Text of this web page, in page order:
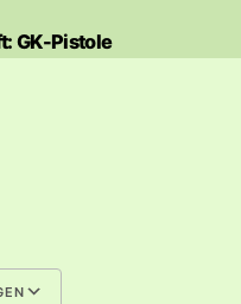
GK-Pistole